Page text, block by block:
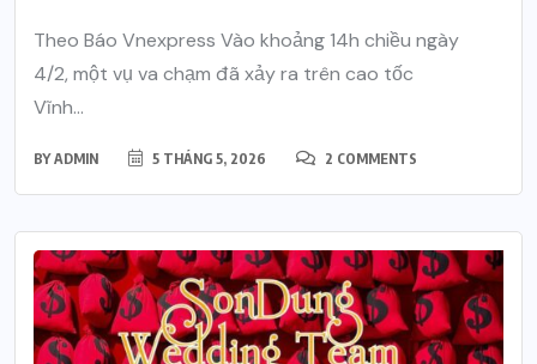
Theo Báo Vnexpress Vào khoảng 14h chiều ngày
4/2, một vụ va chạm đã xảy ra trên cao tốc
Vĩnh...
BYADMIN 5 THÁNG 5, 2026 2 COMMENTS